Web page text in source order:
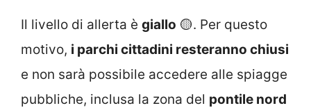
Il livello di allerta è giallo 🟡. Per questo
motivo, i parchi cittadini resteranno chiusi
e non sarà possibile accedere alle spiagge
pubbliche, inclusa la zona del pontile nord